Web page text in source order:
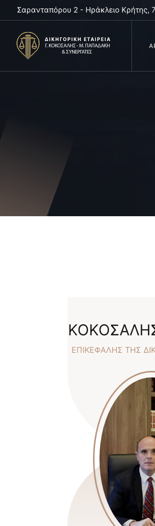
Σαρανταπόρου 2 - Ηράκλειο Κρήτης,
ΕΠΙΚΕΦΑΛΗΣ ΤΗΣ